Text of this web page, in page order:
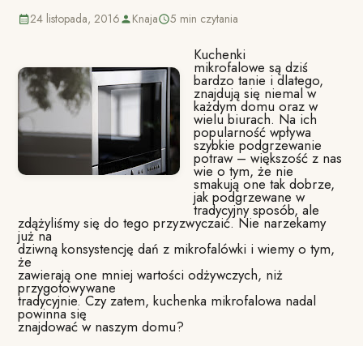
24 listopada, 2016 Knaja 5 min czytania
Kuchenki
mikrofalowe są dziś
bardzo tanie i dlatego,
znajdują się niemal w
każdym domu oraz w
wielu biurach. Na ich
popularność wpływa
szybkie podgrzewanie
potraw – większość z nas
wie o tym, że nie
smakują one tak dobrze,
jak podgrzewane w
tradycyjny sposób, ale
zdążyliśmy się do tego przyzwyczaić. Nie narzekamy
już na
dziwną konsystencję dań z mikrofalówki i wiemy o tym,
że
zawierają one mniej wartości odżywczych, niż
przygotowywane
tradycyjnie. Czy zatem, kuchenka mikrofalowa nadal
powinna się
znajdować w naszym domu?